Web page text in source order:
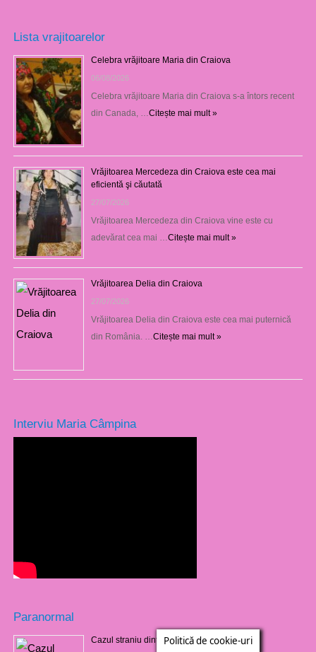
Lista vrajitoarelor
Celebra vrăjitoare Maria din Craiova
06/08/2026
Celebra vrăjitoare Maria din Craiova s-a întors recent
din Canada, …Citește mai mult »
Vrăjitoarea Mercedeza din Craiova este cea mai
eficientă şi căutată
27/07/2026
Vrăjitoarea Mercedeza din Craiova vine este cu
adevărat cea mai …Citește mai mult »
Vrăjitoarea Delia din Craiova
27/07/2026
Vrăjitoarea Delia din Craiova este cea mai puternică
din România. …Citește mai mult »
Interviu Maria Câmpina
Paranormal
Cazul straniu dintr-un cimitir din Barbados
Politică de cookie-uri